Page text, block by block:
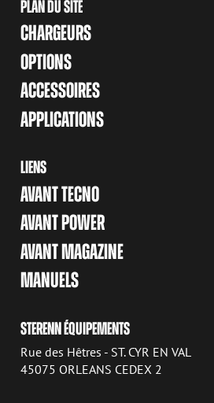
PLAN DU SITE
CHARGEURS
OPTIONS
ACCESSOIRES
APPLICATIONS
LIENS
AVANT TECNO
AVANT POWER
AVANT MAGAZINE
MANUELS
STERENN ÉQUIPEMENTS
Rue des Hêtres - ST. CYR EN VAL
45075 ORLEANS CEDEX 2